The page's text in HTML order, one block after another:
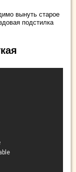
вынуть старое
подстилка